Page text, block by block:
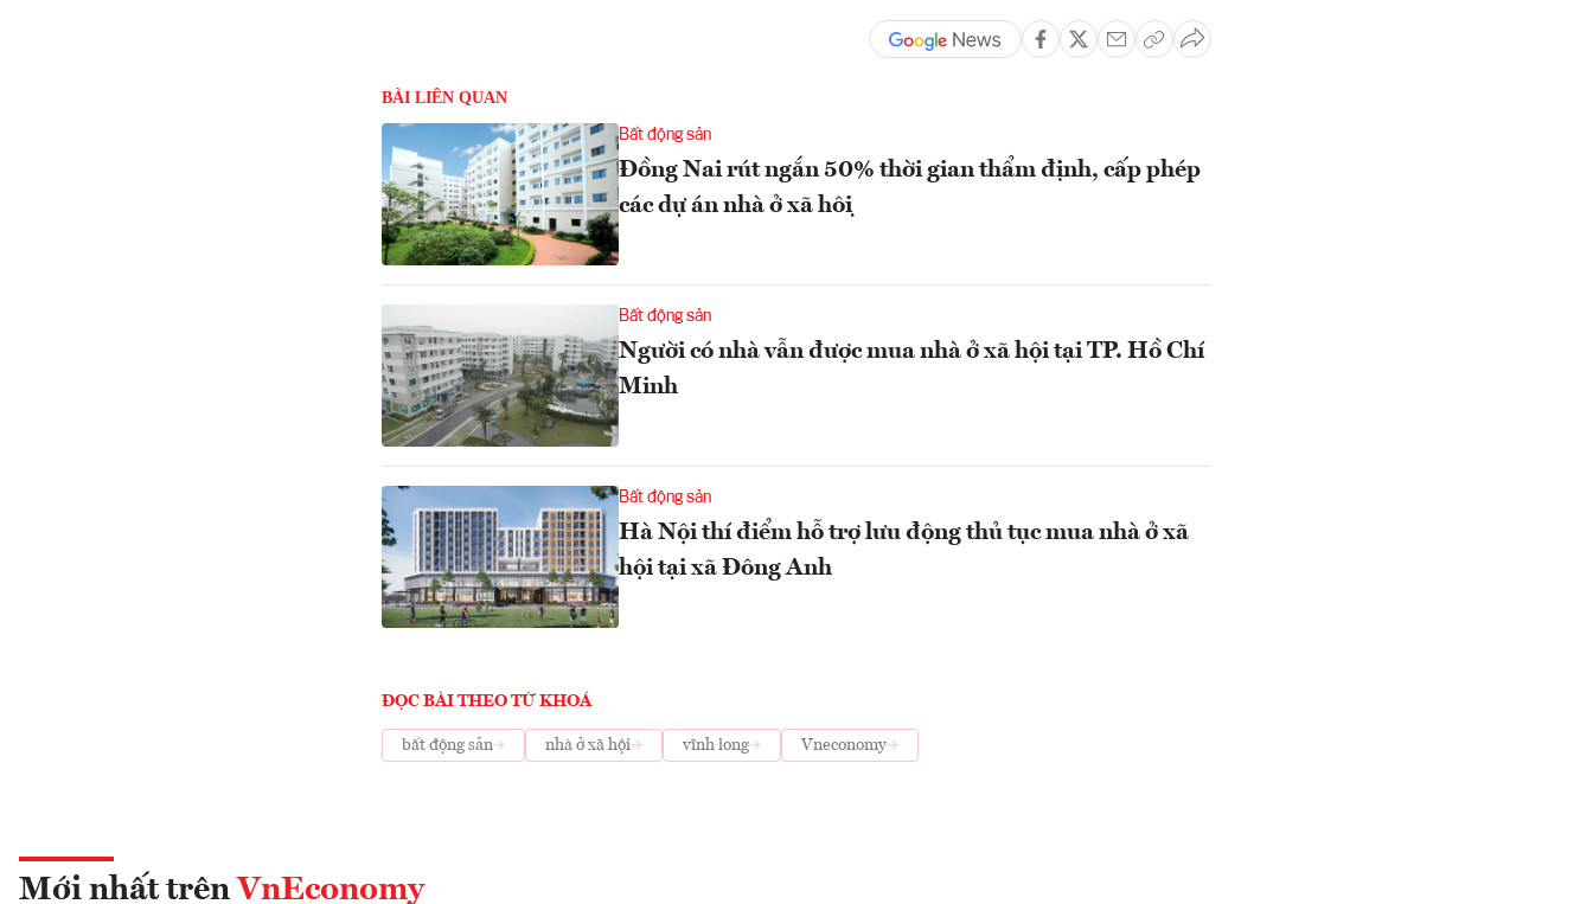
BÀI LIÊN QUAN
Bất động sản
Đồng Nai rút ngắn 50% thời gian thẩm định, cấp phép
các dự án nhà ở xã hội
Bất động sản
Người có nhà vẫn được mua nhà ở xã hội tại TP. Hồ Chí
Minh
Bất động sản
Hà Nội thí điểm hỗ trợ lưu động thủ tục mua nhà ở xã
hội tại xã Đông Anh
ĐỌC BÀI THEO TỪ KHOÁ
bất động sản nhà ở xã hội vĩnh long Vneconomy
Mới nhất trên VnEconomy